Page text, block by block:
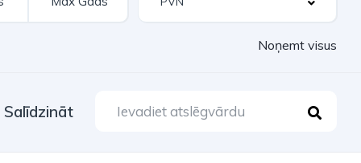
Noņemt visus
Salīdzināt